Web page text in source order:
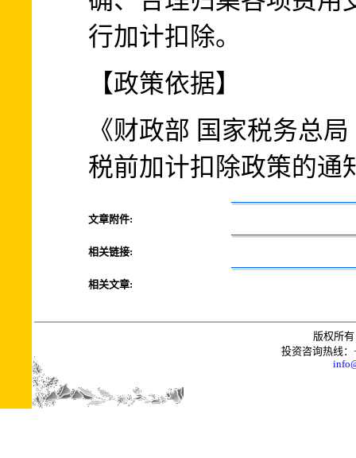
行加计扣除。
【政策依据】
《财政部 国家税务总
税前加计扣除政策的通
文章附件:
相关链接:
相关文章:
版权所
投资咨询热线：